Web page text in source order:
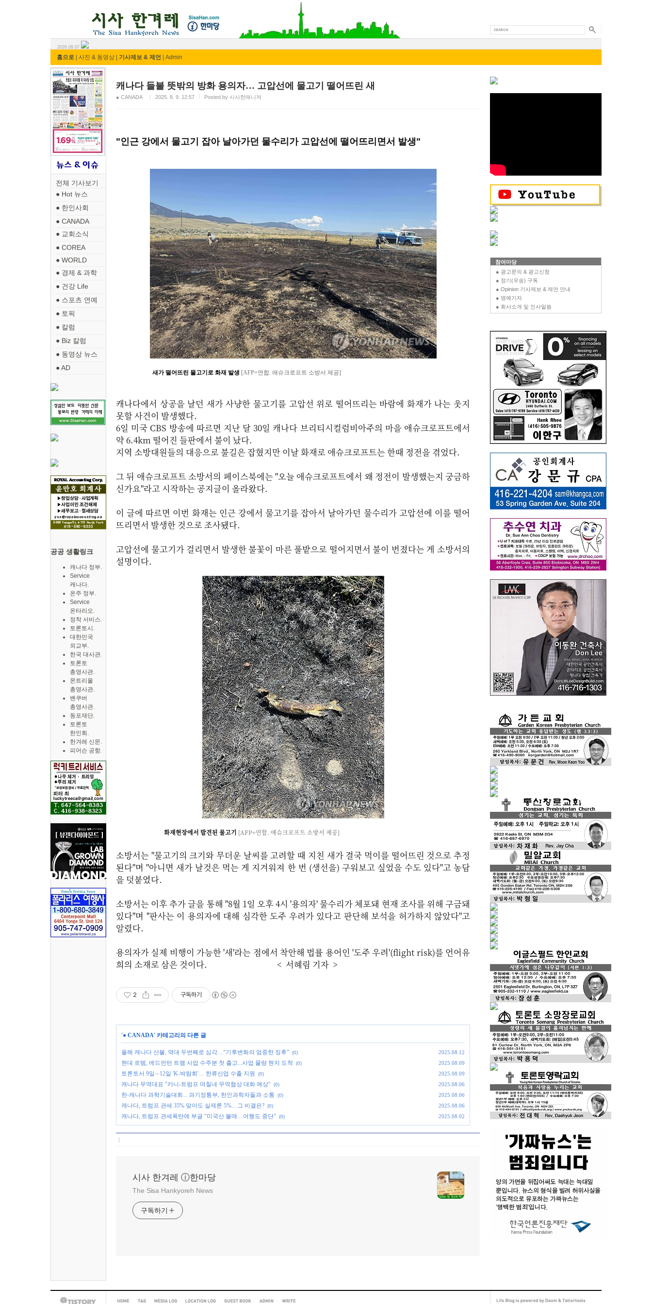
2026.08.07
홈으로 사진 & 동영상 기사제보 & 제언 Admin
전체 기사보기
● Hot 뉴스
● 한인사회
● CANADA
● 교회소식
● COREA
● WORLD
● 경제 & 과학
● 건강 Life
● 스포츠 연예
● 토픽
● 칼럼
● Biz 칼럼
● 동영상 뉴스
● AD
공공 생활링크
캐나다 정부.
Service
캐나다.
온주 정부.
Service
온타리오.
정착 서비스.
토론토시.
대한민국
외교부.
한국 대사관.
토론토
총영사관.
몬트리올
총영사관.
밴쿠버
총영사관.
동포재단.
토론토
한인회.
한겨레 신문.
피어슨 공항.
캐나다 들불 뜻밖의 방화 용의자… 고압선에 물고기 떨어뜨린 새
● CANADA 2025. 8. 9. 12:57 Posted by 시사한매니져
"인근 강에서 물고기 잡아 날아가던 물수리가 고압선에 떨어뜨리면서 발생"
새가 떨어뜨린 물고기로 화재 발생 [AFP=연합. 애슈크로프트 소방서 제공]
캐나다에서 상공을 날던 새가 사냥한 물고기를 고압선 위로 떨어뜨리는 바람에 화재가 나는 웃지
못할 사건이 발생했다.
6일 미국 CBS 방송에 따르면 지난 달 30일 캐나다 브리티시컬럼비아주의 마을 애슈크로프트에서
약 6.4km 떨어진 들판에서 불이 났다.
지역 소방대원들의 대응으로 불길은 잡혔지만 이날 화재로 애슈크로프트는 한때 정전을 겪었다.
그 뒤 애슈크로프트 소방서의 페이스북에는 "오늘 애슈크로프트에서 왜 정전이 발생했는지 궁금하
신가요"라고 시작하는 공지글이 올라왔다.
이 글에 따르면 이번 화재는 인근 강에서 물고기를 잡아서 날아가던 물수리가 고압선에 이를 떨어
뜨리면서 발생한 것으로 조사됐다.
고압선에 물고기가 걸리면서 발생한 불꽃이 마른 풀밭으로 떨어지면서 불이 번졌다는 게 소방서의
설명이다.
화재현장에서 발견된 물고기 [AFP=연합. 애슈크로프트 소방서 제공]
소방서는 "물고기의 크기와 무더운 날씨를 고려할 때 지친 새가 결국 먹이를 떨어뜨린 것으로 추정
된다"며 "아니면 새가 날것은 먹는 게 지겨워져 한 번 (생선을) 구워보고 싶었을 수도 있다"고 농담
을 덧붙였다.
소방서는 이후 추가 글을 통해 "8월 1일 오후 4시 '용의자' 물수리가 체포돼 현재 조사를 위해 구금돼
있다"며 "판사는 이 용의자에 대해 심각한 도주 우려가 있다고 판단해 보석을 허가하지 않았다"고
알렸다.
용의자가 실제 비행이 가능한 '새'라는 점에서 착안해 법률 용어인 '도주 우려'(flight risk)를 언어유
희의 소재로 삼은 것이다. < 서혜림 기자 >
2 구독하기
'● CANADA' 카테고리의 다른 글
올해 캐나다 산불, 역대 두번째로 심각…“기후변화의 엄중한 징후” (0) 2025.08.12
현대 로템, 에드먼턴 트램 사업 수주분 첫 출고...사업 물량 현지 도착 (0) 2025.08.09
토론토서 9일∼12일 'K-박람회'… 한류산업 수출 지원 (0) 2025.08.09
캐나다 무역대표 "카니-트럼프 며칠내 무역협상 대화 예상" (0) 2025.08.06
한-캐나다 과학기술대회... 과기정통부, 한인과학자들과 소통 (0) 2025.08.06
캐나다, 트럼프 관세 35% 맞아도 실제론 5%…그 비결은? (0) 2025.08.06
캐나다, 트럼프 관세폭탄에 부글 "미국산 불매…여행도 중단" (0) 2025.08.02
시사 한겨레 ⓘ한마당
The Sisa Hankyoreh News
구독하기
참여마당
● 광고문의 & 광고신청
● 정기(우송) 구독
● Opinion 기사제보 & 제언 안내
● 명예기자
● 회사소개 및 인사말씀